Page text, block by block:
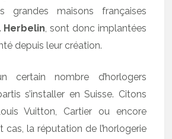
grandes maisons françaises
Herbelin , sont donc implantées
depuis leur création.
certain nombre d’horlogers
s’installer en Suisse. Citons
Vuitton, Cartier ou encore
cas, la réputation de l’horlogerie